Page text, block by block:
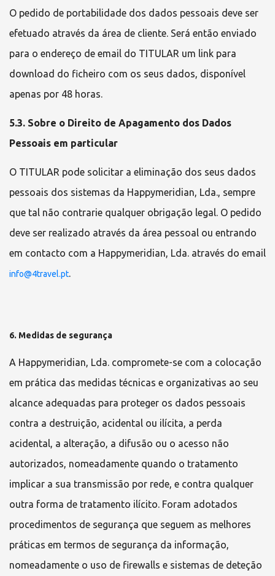
O pedido de portabilidade dos dados pessoais deve ser
efetuado através da área de cliente. Será então enviado
para o endereço de email do TITULAR um link para
download do ficheiro com os seus dados, disponível
apenas por 48 horas.
5.3. Sobre o Direito de Apagamento dos Dados
Pessoais em particular
O TITULAR pode solicitar a eliminação dos seus dados
pessoais dos sistemas da Happymeridian, Lda., sempre
que tal não contrarie qualquer obrigação legal. O pedido
deve ser realizado através da área pessoal ou entrando
em contacto com a Happymeridian, Lda. através do email
info@4travel.pt.
6. Medidas de segurança
A Happymeridian, Lda. compromete-se com a colocação
em prática das medidas técnicas e organizativas ao seu
alcance adequadas para proteger os dados pessoais
contra a destruição, acidental ou ilícita, a perda
acidental, a alteração, a difusão ou o acesso não
autorizados, nomeadamente quando o tratamento
implicar a sua transmissão por rede, e contra qualquer
outra forma de tratamento ilícito. Foram adotados
procedimentos de segurança que seguem as melhores
práticas em termos de segurança da informação,
nomeadamente o uso de firewalls e sistemas de deteção